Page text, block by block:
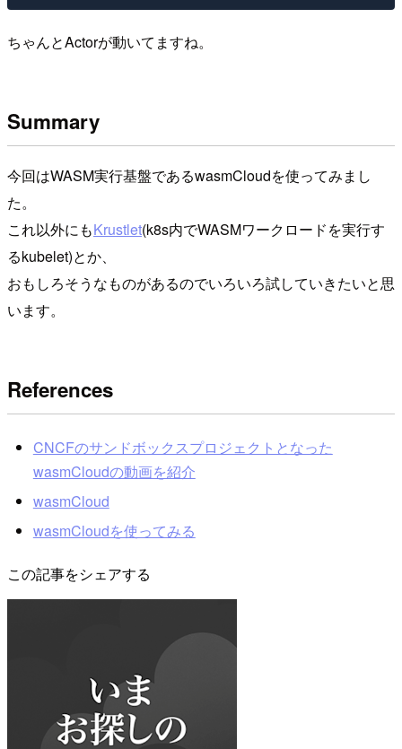
ちゃんとActorが動いてますね。
Summary
今回はWASM実行基盤であるwasmCloudを使ってみまし
た。
これ以外にもKrustlet(k8s内でWASMワークロードを実行す
るkubelet)とか、
おもしろそうなものがあるのでいろいろ試していきたいと思
います。
References
CNCFのサンドボックスプロジェクトとなった
wasmCloudの動画を紹介
wasmCloud
wasmCloudを使ってみる
この記事をシェアする